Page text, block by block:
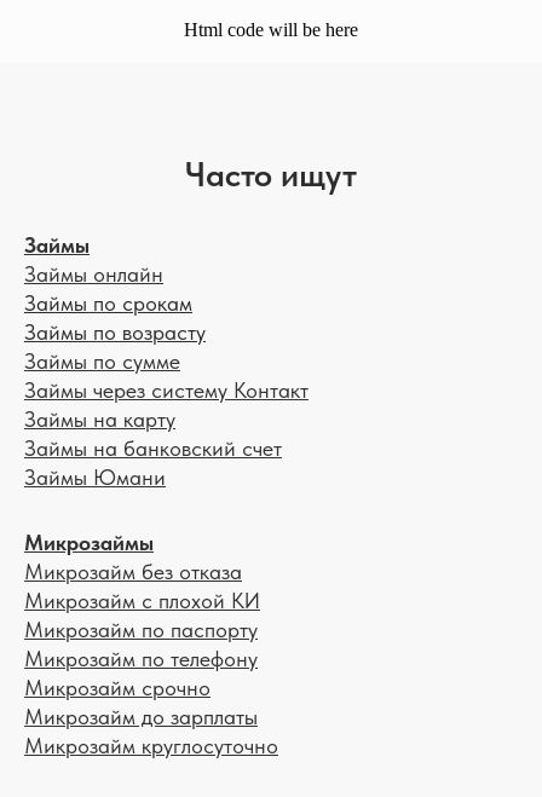
Html code will be here
Часто ищут
Займы
Займы онлайн
Займы по срокам
Займы по возрасту
Займы по сумме
Займы через систему Контакт
Займы на карту
Займы на банковский счет
Займы Юмани
Микрозаймы
Микрозайм без отказа
Микрозайм с плохой КИ
Микрозайм по паспорту
Микрозайм по телефону
Микрозайм срочно
Микрозайм до зарплаты
Микрозайм круглосуточно